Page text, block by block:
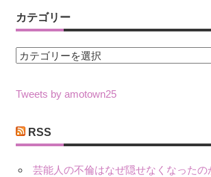
カテゴリー
カ
ゴ
ー
Tweets by amotown25
RSS
芸能人の不倫はなぜ隠せなくなった